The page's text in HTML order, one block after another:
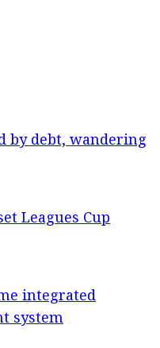
by debt, wandering
Leagues Cup
integrated
system